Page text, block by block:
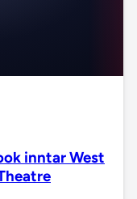
inntar West